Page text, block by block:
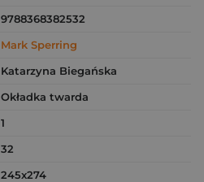
9788368382532
Mark Sperring
Katarzyna Biegańska
Okładka twarda
1
32
245x274